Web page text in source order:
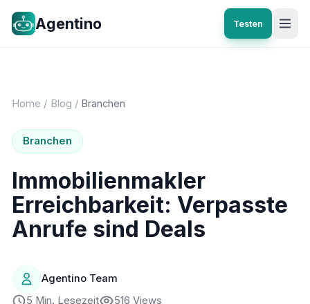
Agentino Testen
Home / Blog / Branchen
Branchen
Immobilienmakler
Erreichbarkeit: Verpasste
Anrufe sind Deals
Agentino Team
5 Min. Lesezeit
516 Views